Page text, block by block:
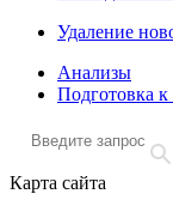
Удаление
Анализы
Подготовка к
Карта сайта